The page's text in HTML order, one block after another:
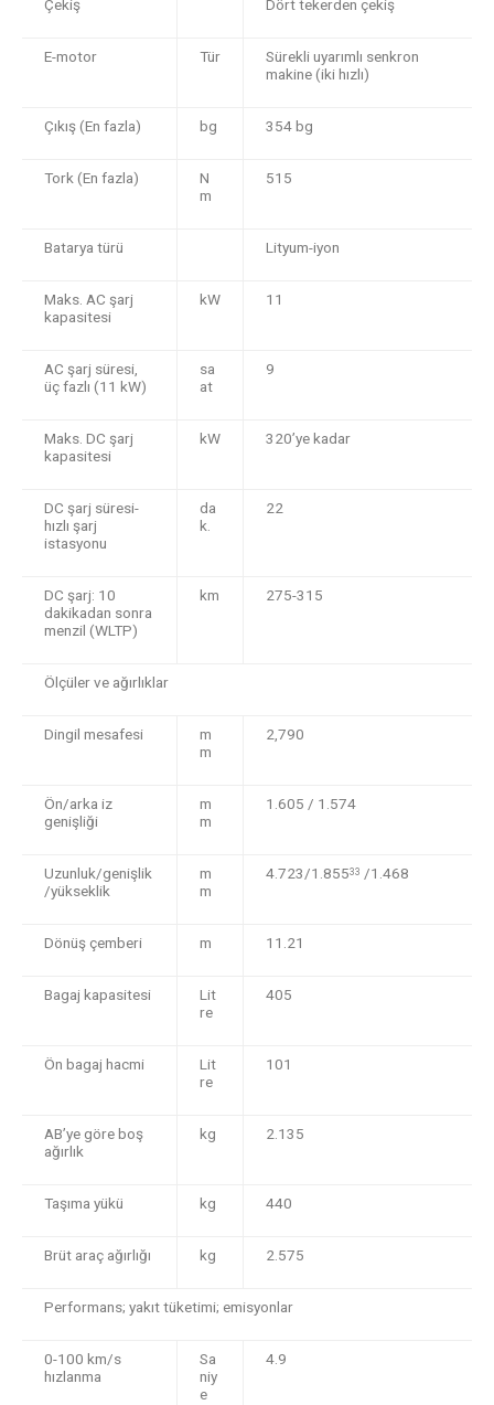
Çekiş Dört tekerden çekiş
E-motor Tür
Sürekli uyarımlı senkron
makine (iki hızlı)
Çıkış (En fazla) bg 354 bg
Tork (En fazla)
N
m
515
Batarya türü Lityum-iyon
Maks. AC şarj
kapasitesi
kW 11
AC şarj süresi,
üç fazlı (11 kW)
sa
at
9
Maks. DC şarj
kapasitesi
kW 320’ye kadar
DC şarj süresi-
hızlı şarj
istasyonu
da
k.
22
DC şarj: 10
dakikadan sonra
menzil (WLTP)
km 275-315
Ölçüler ve ağırlıklar
Dingil mesafesi
m
m
2,790
Ön/arka iz
genişliği
m
m
1.605 / 1.574
Uzunluk/genişlik
/yükseklik
m
m
4.723/1.85533 /1.468
Dönüş çemberi m 11.21
Bagaj kapasitesi
Lit
re
405
Ön bagaj hacmi
Lit
re
101
AB’ye göre boş
ağırlık
kg 2.135
Taşıma yükü kg 440
Brüt araç ağırlığı kg 2.575
Performans; yakıt tüketimi; emisyonlar
0-100 km/s
hızlanma
Sa
niy
e
4.9